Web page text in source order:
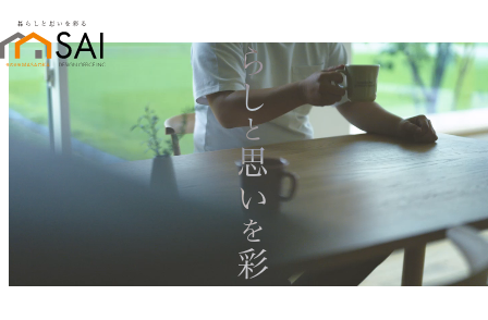
暮らし
と
思い
を
彩る